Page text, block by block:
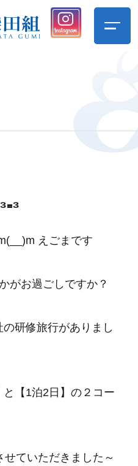
えごまです
がお過ごしですか？
研修旅行がありまし
【1泊2日】の２コー
ていただきました～